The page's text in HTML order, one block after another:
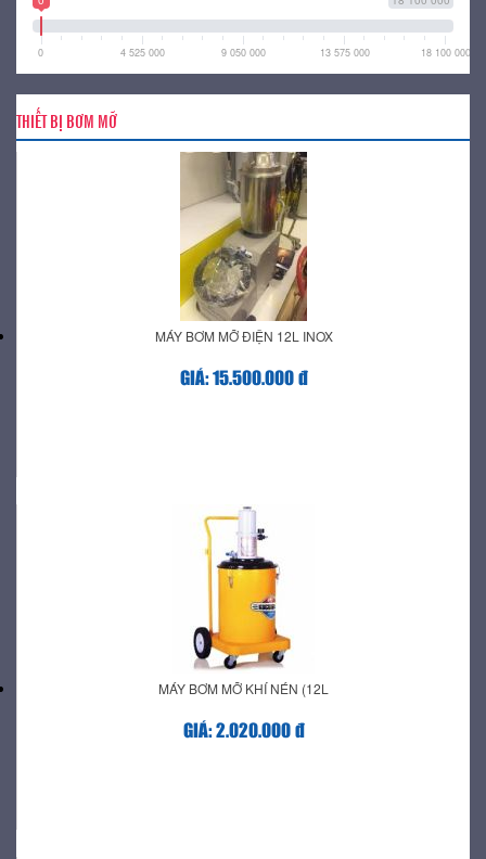
0 4 525 000 9 050 000 13 575 000 18 100 000
THIẾT BỊ BƠM MỠ
MÁY BƠM MỠ ĐIỆN 12L INOX
GIÁ: 15.500.000 đ
MÁY BƠM MỠ KHÍ NÉN (12L
GIÁ: 2.020.000 đ